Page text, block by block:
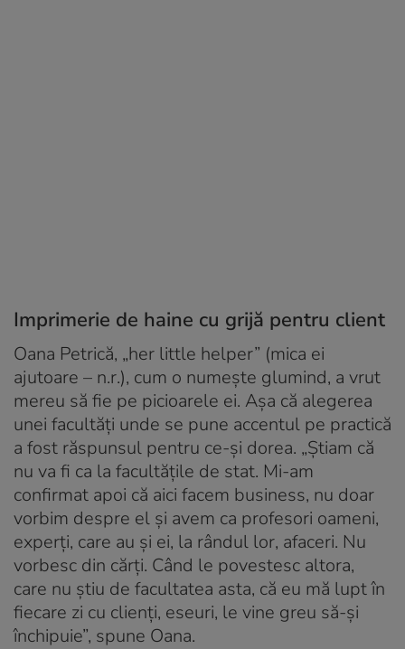
Imprimerie de haine cu grijă pentru client
Oana Petrică, „her little helper” (mica ei
ajutoare – n.r.), cum o numește glumind, a vrut
mereu să fie pe picioarele ei. Așa că alegerea
unei facultăți unde se pune accentul pe practică
a fost răspunsul pentru ce-și dorea. „Știam că
nu va fi ca la facultățile de stat. Mi-am
confirmat apoi că aici facem business, nu doar
vorbim despre el și avem ca profesori oameni,
experți, care au și ei, la rândul lor, afaceri. Nu
vorbesc din cărți. Când le povestesc altora,
care nu știu de facultatea asta, că eu mă lupt în
fiecare zi cu clienți, eseuri, le vine greu să-și
închipuie”, spune Oana.